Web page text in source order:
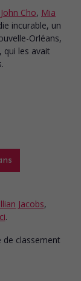
John Cho, Mia
incurable, un
Orléans,
qui les avait
Jacobs,
.